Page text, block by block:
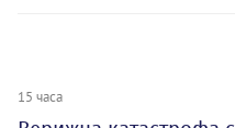
15 часа